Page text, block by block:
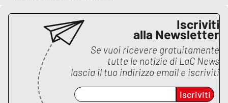
Catanzaro
Crotone
Iscriviti
alla Newsletter
Se vuoi ricevere gratuitamente
tutte le notizie di LaC News
lascia il tuo indirizzo email e iscriviti
Iscriviti